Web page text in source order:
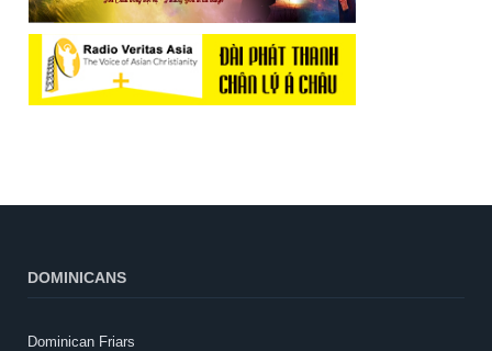
DOMINICANS
Dominican Friars